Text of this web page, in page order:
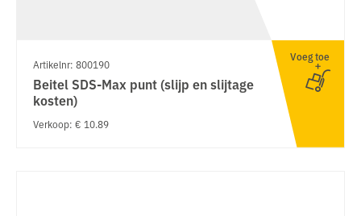
Artikelnr: 800190
Beitel SDS-Max punt (slijp en slijtage
kosten)
Verkoop: € 10.89
Voeg toe